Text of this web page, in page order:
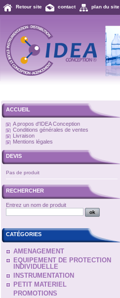
Retour site contact plan du site
ACCUEIL
A propos d'IDEA Conception
Conditions générales de ventes
Livraison
Mentions légales
DEVIS
Pas de produit
RECHERCHER
Entrez un nom de produit
CATÉGORIES
AMENAGEMENT
EQUIPEMENT DE PROTECTION
INDIVIDUELLE
INSTRUMENTATION
PETIT MATERIEL
PROMOTIONS